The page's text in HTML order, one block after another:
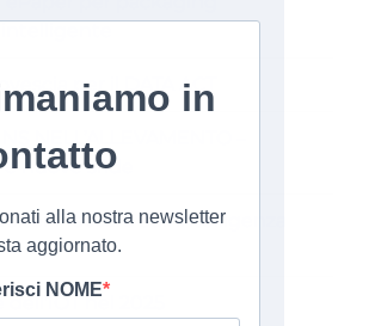
per il DATA ACT
NELL’ALLEVAMENTO –
nuove sfide
Fraccaro sull’intelligenza
nel 2025